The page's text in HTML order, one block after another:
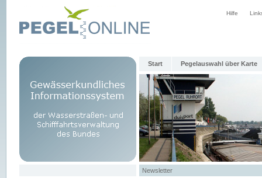
Hilfe
Start Pegelauswahl über Karte
Newsletter